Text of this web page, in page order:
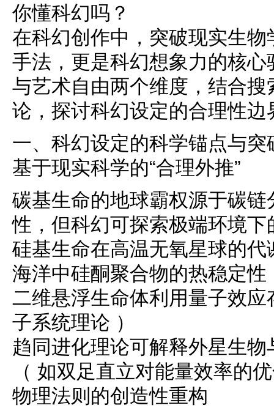
你懂科幻吗？
在科幻创作中，突破现实生
手法，更是科幻想象力的核
与艺术自由两个维度，结合
论，探讨科幻设定的合理性边
一、科幻设定的科学锚点与突
基于现实科学的“合理外推”
碳基生命的地球霸权源于碳
性，但科幻可探索极端环境
硅基生命在高温无氧星球的
海洋中硅酮聚合物的热稳定性
二维悬浮生命体利用量子效
子系统理论 ）
趋同进化理论可解释外星生
（ 如双足直立对能量效率的
物理法则的创造性重构